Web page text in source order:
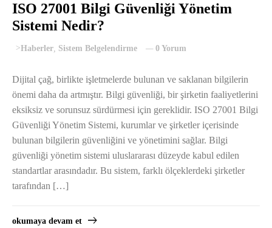
ISO 27001 Bilgi Güvenliği Yönetim
Sistemi Nedir?
>Haberler, Sistem Belgelendirme 0 Yorum
Dijital çağ, birlikte işletmelerde bulunan ve saklanan bilgilerin
önemi daha da artmıştır. Bilgi güvenliği, bir şirketin faaliyetlerini
eksiksiz ve sorunsuz sürdürmesi için gereklidir. ISO 27001 Bilgi
Güvenliği Yönetim Sistemi, kurumlar ve şirketler içerisinde
bulunan bilgilerin güvenliğini ve yönetimini sağlar. Bilgi
güvenliği yönetim sistemi uluslararası düzeyde kabul edilen
standartlar arasındadır. Bu sistem, farklı ölçeklerdeki şirketler
tarafından […]
okumaya devam et